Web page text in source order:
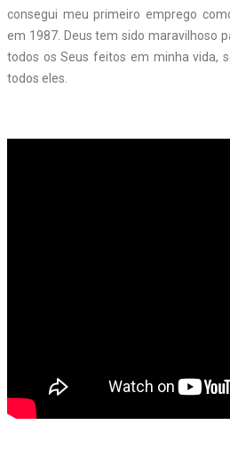
consegui meu primeiro emprego
em 1987. Deus tem sido maravilhoso
todos os Seus feitos em minha vida,
todos eles.